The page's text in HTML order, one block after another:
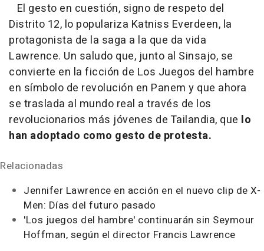
El gesto en cuestión, signo de respeto del
Distrito 12, lo populariza Katniss Everdeen, la
protagonista de la saga a la que da vida
Lawrence. Un saludo que, junto al Sinsajo, se
convierte en la ficción de Los Juegos del hambre
en símbolo de revolución en Panem y que ahora
se traslada al mundo real a través de los
revolucionarios más jóvenes de Tailandia, que lo
han adoptado como gesto de protesta.
Relacionadas
Jennifer Lawrence en acción en el nuevo clip de X-
Men: Días del futuro pasado
'Los juegos del hambre' continuarán sin Seymour
Hoffman, según el director Francis Lawrence